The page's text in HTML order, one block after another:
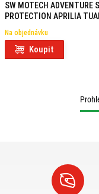
SW MOTECH ADVENTURE
PROTECTION APRILIA
Na objednávku
Koupit